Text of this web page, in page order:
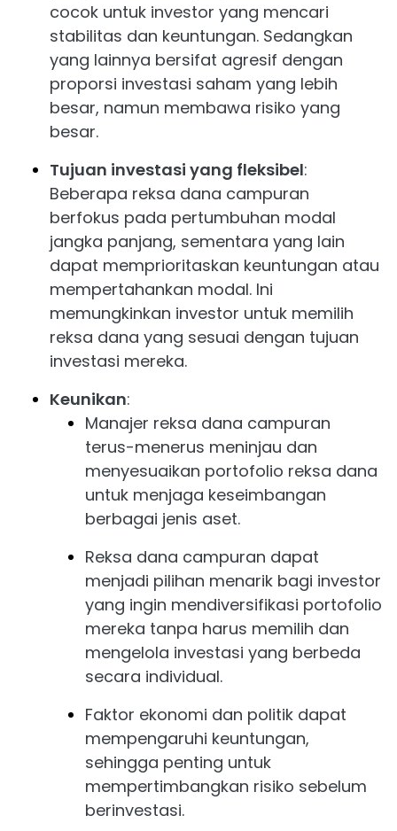
cocok untuk investor yang mencari
stabilitas dan keuntungan. Sedangkan
yang lainnya bersifat agresif dengan
proporsi investasi saham yang lebih
besar, namun membawa risiko yang
besar.
Tujuan investasi yang fleksibel:
Beberapa reksa dana campuran
berfokus pada pertumbuhan modal
jangka panjang, sementara yang lain
dapat memprioritaskan keuntungan atau
mempertahankan modal. Ini
memungkinkan investor untuk memilih
reksa dana yang sesuai dengan tujuan
investasi mereka.
Keunikan:
Manajer reksa dana campuran
terus-menerus meninjau dan
menyesuaikan portofolio reksa dana
untuk menjaga keseimbangan
berbagai jenis aset.
Reksa dana campuran dapat
menjadi pilihan menarik bagi investor
yang ingin mendiversifikasi portofolio
mereka tanpa harus memilih dan
mengelola investasi yang berbeda
secara individual.
Faktor ekonomi dan politik dapat
mempengaruhi keuntungan,
sehingga penting untuk
mempertimbangkan risiko sebelum
berinvestasi.